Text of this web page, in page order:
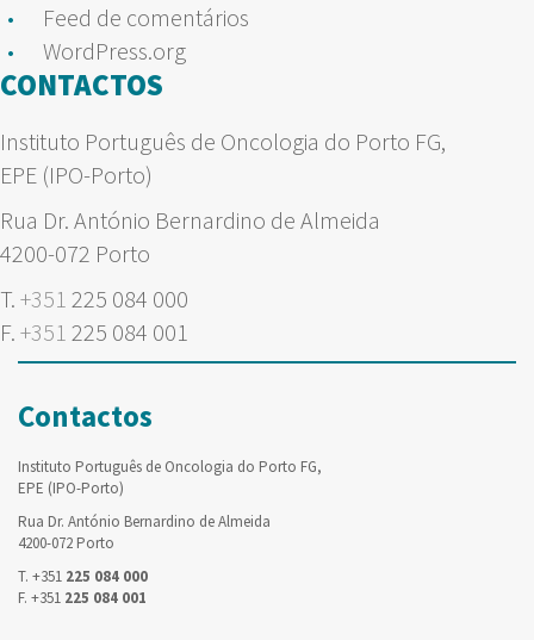
Feed de comentários
WordPress.org
CONTACTOS
Instituto Português de Oncologia do Porto FG,
EPE (IPO-Porto)
Rua Dr. António Bernardino de Almeida
4200-072 Porto
T. +351 225 084 000
F. +351 225 084 001
Contactos
Instituto Português de Oncologia do Porto FG,
EPE (IPO-Porto)
Rua Dr. António Bernardino de Almeida
4200-072 Porto
T. +351 225 084 000
F. +351 225 084 001